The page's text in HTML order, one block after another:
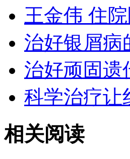
王金伟 住
治好银屑病
治好顽固遗
科学治疗让
相关阅读